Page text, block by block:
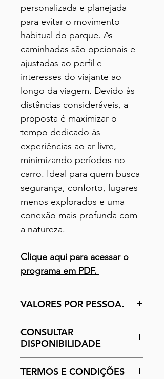
personalizada e planejada
para evitar o movimento
habitual do parque. As
caminhadas são opcionais e
ajustadas ao perfil e
interesses do viajante ao
longo da viagem. Devido às
distâncias consideráveis, a
proposta é maximizar o
tempo dedicado às
experiências ao ar livre,
minimizando períodos no
carro. Ideal para quem busca
segurança, conforto, lugares
menos explorados e uma
conexão mais profunda com
a natureza.
Clique aqui para acessar o
programa em PDF.
VALORES POR PESSOA.
carrinho.
Formas de pagamento:
CONSULTAR
DISPONIBILIDADE
TERMOS E CONDIÇÕES